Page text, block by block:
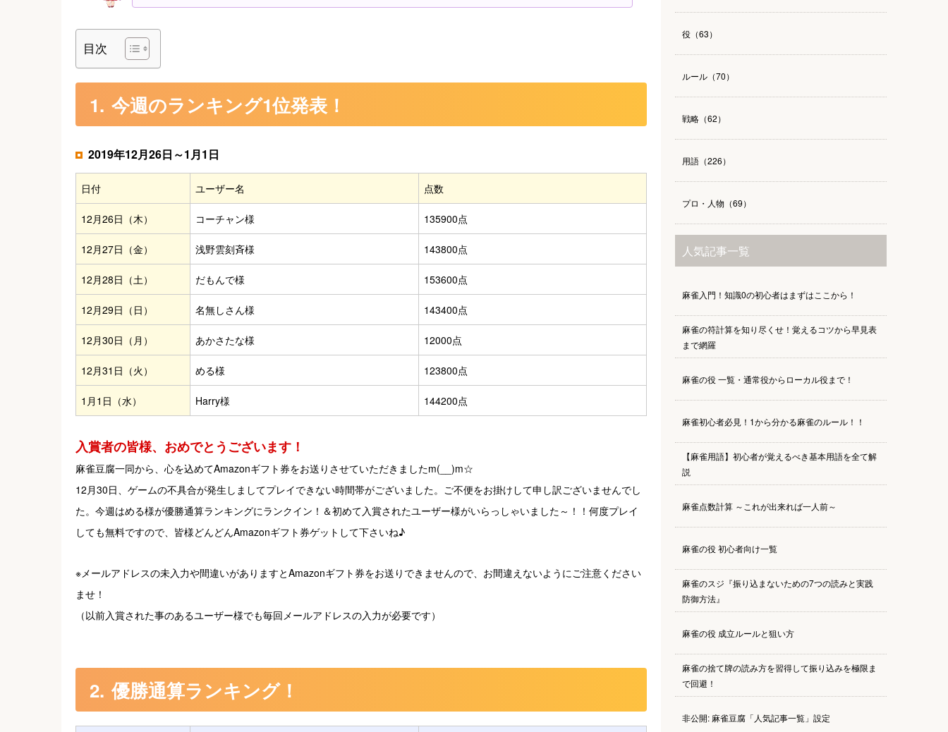
目次
今週のランキング1位発表！
2019年12月26日～1月1日
日付 ユーザー名 点数
12月26日（木） コーチャン様 135900点
12月27日（金） 浅野雲刻斉様 143800点
12月28日（土） だもんで様 153600点
12月29日（日） 名無しさん様 143400点
12月30日（月） あかさたな様 12000点
12月31日（火） める様 123800点
1月1日（水） Harry様 144200点
入賞者の皆様、おめでとうございます！
麻雀豆腐一同から、心を込めてAmazonギフト券をお送りさせていただきましたm(__)m☆
12月30日、ゲームの不具合が発生しましてプレイできない時間帯がございました。ご不便をお掛けして申し訳ございませんでし
た。今週はめる様が優勝通算ランキングにランクイン！＆初めて入賞されたユーザー様がいらっしゃいました～！！何度プレイ
しても無料ですので、皆様どんどんAmazonギフト券ゲットして下さいね♪
※メールアドレスの未入力や間違いがありますとAmazonギフト券をお送りできませんので、お間違えないようにご注意ください
ませ！
（以前入賞された事のあるユーザー様でも毎回メールアドレスの入力が必要です）
優勝通算ランキング！
役（63）
ルール（70）
戦略（62）
用語（226）
プロ・人物（69）
人気記事一覧
麻雀入門！知識0の初心者はまずはここから！
麻雀の符計算を知り尽くせ！覚えるコツから早見表
まで網羅
麻雀の役 一覧・通常役からローカル役まで！
麻雀初心者必見！1から分かる麻雀のルール！！
【麻雀用語】初心者が覚えるべき基本用語を全て解
説
麻雀点数計算 ～これが出来れば一人前～
麻雀の役 初心者向け一覧
麻雀のスジ『振り込まないための7つの読みと実践
防御方法』
麻雀の役 成立ルールと狙い方
麻雀の捨て牌の読み方を習得して振り込みを極限ま
で回避！
非公開: 麻雀豆腐「人気記事一覧」設定